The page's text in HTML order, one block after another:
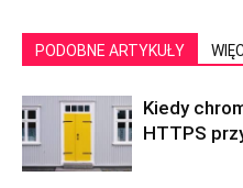
PODOBNE ARTYKUŁY
Kiedy
HTTPS